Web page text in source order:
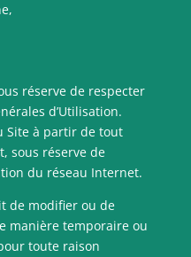
réserve de respecter
d’Utilisation.
Site à partir de tout
sous réserve de
du réseau Internet.
de modifier ou de
manière temporaire ou
toute raison